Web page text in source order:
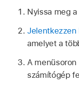
Nyissa meg
Jelentkezzen
amelyet a
A menüsoron
számítógép